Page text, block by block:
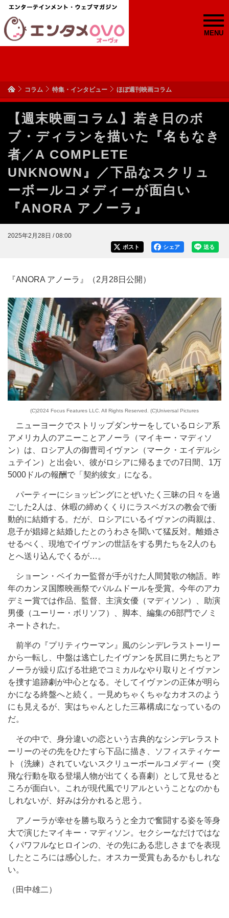
MENU
コラム 特集・インタビュー ほぼ週刊映画コラム
【週末映画コラム】若き日のボ
ブ・ディランを描いた『名もなき
者／A COMPLETE
UNKNOWN』／下品なスクリュ
ーボールコメディーが面白い
『ANORA アノーラ』
2025年2月28日 / 08:00
送る
シェア
ポスト
『ANORA アノーラ』（2月28日公開）
(C)2024 Focus Features LLC. All Rights Reserved. (C)Universal Pictures
ニューヨークでストリップダンサーをしているロシア系
アメリカ人のアニーことアノーラ（マイキー・マディソ
ン）は、ロシア人の御曹司イヴァン（マーク・エイデルシ
ュテイン）と出会い、彼がロシアに帰るまでの7日間、1万
5000ドルの報酬で「契約彼女」になる。
パーティーにショッピングにとぜいたく三昧の日々を過
ごした2人は、休暇の締めくくりにラスベガスの教会で衝
動的に結婚する。だが、ロシアにいるイヴァンの両親は、
息子が娼婦と結婚したとのうわさを聞いて猛反対。離婚さ
せるべく、現地でイヴァンの世話をする男たちを2人のも
とへ送り込んでくるが…。
ショーン・ベイカー監督が手がけた人間賛歌の物語。昨
年のカンヌ国際映画祭でパルムドールを受賞。今年のアカ
デミー賞では作品、監督、主演女優（マディソン）、助演
男優（ユーリー・ボリソフ）、脚本、編集の6部門でノミ
ネートされた。
前半の『プリティウーマン』風のシンデレラストーリー
から一転し、中盤は逃亡したイヴァンを尻目に男たちとア
ノーラが繰り広げる壮絶でコミカルなやり取りとイヴァン
を捜す追跡劇が中心となる。そしてイヴァンの正体が明ら
かになる終盤へと続く。一見めちゃくちゃなカオスのよう
にも見えるが、実はちゃんとした三幕構成になっているの
だ。
その中で、身分違いの恋という古典的なシンデレラスト
ーリーのその先をひたすら下品に描き、ソフィスティケー
ト（洗練）されていないスクリューボールコメディー（突
飛な行動を取る登場人物が出てくる喜劇）として見せると
ころが面白い。これが現代風でリアルということなのかも
しれないが、好みは分かれると思う。
アノーラが幸せを勝ち取ろうと全力で奮闘する姿を等身
大で演じたマイキー・マディソン。セクシーなだけではな
くパワフルなヒロインの、その先にある悲しさまでを表現
したところには感心した。オスカー受賞もあるかもしれな
い。
（田中雄二）